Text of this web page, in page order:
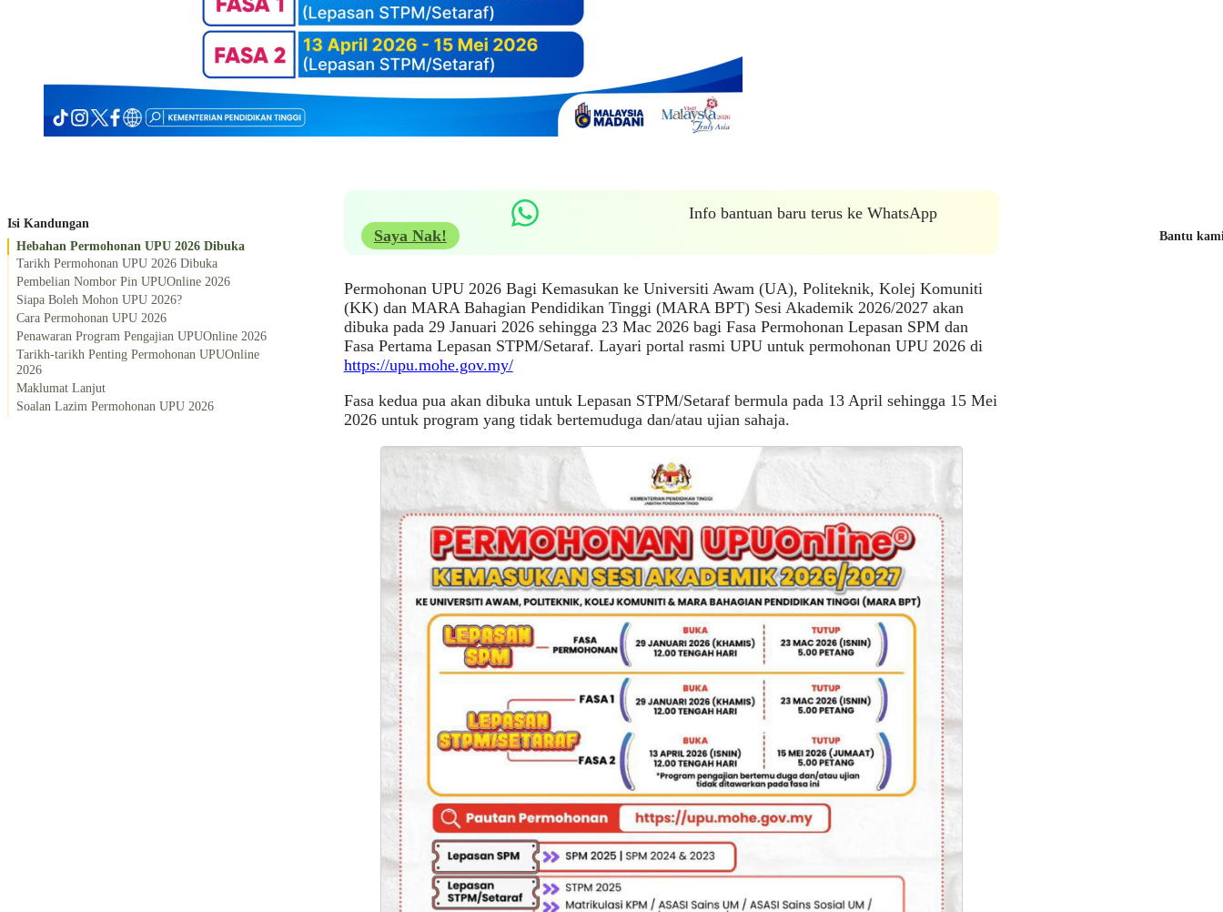
Isi Kandungan
Hebahan Permohonan UPU 2026 Dibuka
Tarikh Permohonan UPU 2026 Dibuka
Pembelian Nombor Pin UPUOnline 2026
Siapa Boleh Mohon UPU 2026?
Cara Permohonan UPU 2026
Penawaran Program Pengajian UPUOnline 2026
Tarikh-tarikh Penting Permohonan UPUOnline
2026
Maklumat Lanjut
Soalan Lazim Permohonan UPU 2026
Info bantuan baru terus ke WhatsApp
Saya Nak!
Permohonan UPU 2026 Bagi Kemasukan ke Universiti Awam (UA), Politeknik, Kolej Komuniti
(KK) dan MARA Bahagian Pendidikan Tinggi (MARA BPT) Sesi Akademik 2026/2027 akan
dibuka pada 29 Januari 2026 sehingga 23 Mac 2026 bagi Fasa Permohonan Lepasan SPM dan
Fasa Pertama Lepasan STPM/Setaraf. Layari portal rasmi UPU untuk permohonan UPU 2026 di
https://upu.mohe.gov.my/
Fasa kedua pua akan dibuka untuk Lepasan STPM/Setaraf bermula pada 13 April sehingga 15 Mei
2026 untuk program yang tidak bertemuduga dan/atau ujian sahaja.
Bantu